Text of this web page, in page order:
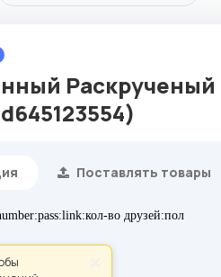
Раскрученый
Поставлять товары
во друзей:пол